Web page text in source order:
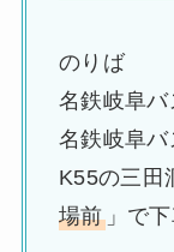
のりば
名鉄岐阜
名鉄岐阜
K55の三田
場前」で